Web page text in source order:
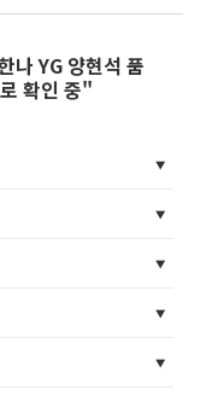
나 YG 양현석 품
확인 중"